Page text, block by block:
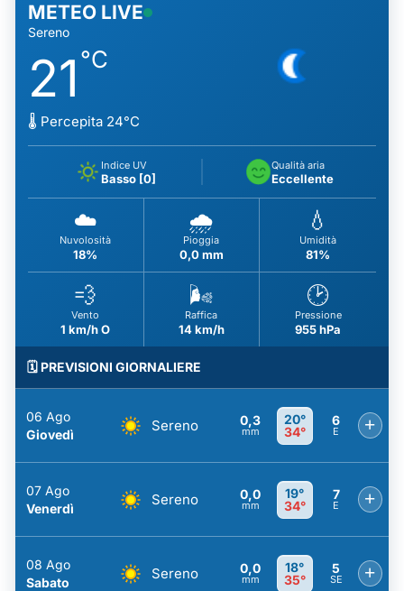
METEO LIVE
Sereno
21 °C
🌡️ Percepita 24°C
Indice UV
Basso [0]
Qualità aria
Eccellente
☁️
Nuvolosità
18%
🌧️
Pioggia
0,0 mm
💧
Umidità
81%
💨
Vento
1 km/h O
🌬️
Raffica
14 km/h
🕑
Pressione
955 hPa
🗓️ PREVISIONI GIORNALIERE
06 Ago
Giovedì
Sereno 0,3
mm
20°
34°
6
E +
07 Ago
Venerdì
Sereno 0,0
mm
19°
34°
7
E +
08 Ago
Sabato
Sereno 0,0
mm
18°
35°
5
SE +